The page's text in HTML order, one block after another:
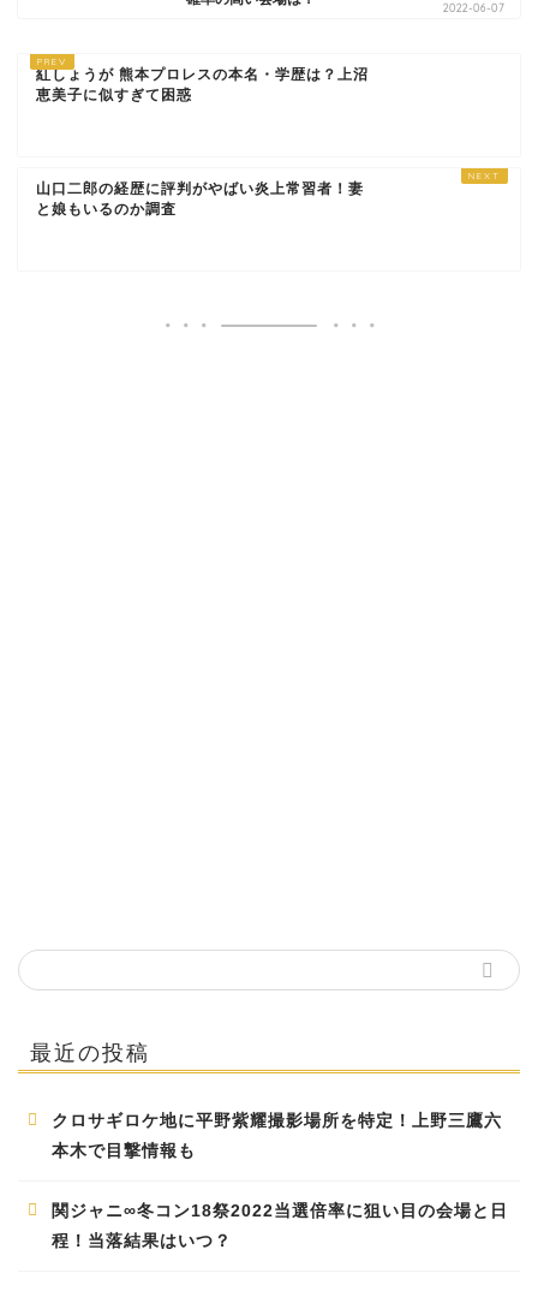
2022-06-07
紅しょうが 熊本プロレスの本名・学歴は？上沼
恵美子に似すぎて困惑
山口二郎の経歴に評判がやばい炎上常習者！妻
と娘もいるのか調査
最近の投稿
クロサギロケ地に平野紫耀撮影場所を特定！上野三鷹六
本木で目撃情報も
関ジャニ∞冬コン18祭2022当選倍率に狙い目の会場と日
程！当落結果はいつ？